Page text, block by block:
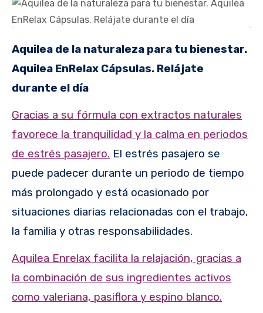
Aquilea de la naturaleza para tu bienestar.
Aquilea EnRelax Cápsulas. Relájate
durante el día
Gracias a su fórmula con extractos naturales
favorece la tranquilidad y la calma en periodos
de estrés pasajero. El estrés pasajero se
puede padecer durante un periodo de tiempo
más prolongado y está ocasionado por
situaciones diarias relacionadas con el trabajo,
la familia y otras responsabilidades.
Aquilea Enrelax facilita la relajación, gracias a
la combinación de sus ingredientes activos
como valeriana, pasiflora y espino blanco.